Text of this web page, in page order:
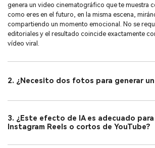
genera un video cinematográfico que te muestra
como eres en el futuro, en la misma escena,
compartiendo un momento emocional. No se
editoriales y el resultado coincide exactamente
vídeo viral.
2. ¿Necesito dos fotos para generar
3. ¿Este efecto de IA es adecuado
Instagram Reels o cortos de YouTube?